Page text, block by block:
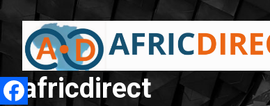
Aller
contenu
africdirect